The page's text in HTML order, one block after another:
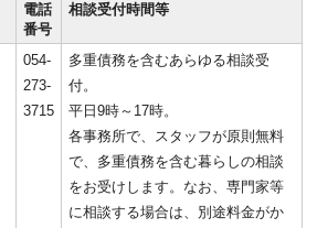
電話
番号
相談受付時間等
054-
273-
3715
多重債務を含むあらゆる相談受
付。
平日9時～17時。
各事務所で、スタッフが原則無料
で、多重債務を含む暮らしの相談
をお受けします。なお、専門家等
に相談する場合は、別途料金がか